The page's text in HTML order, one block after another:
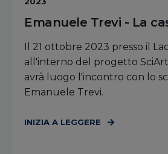
Emanuele Trevi - La
Il 21 ottobre 2023 presso il
all'interno del progetto
avrà luogo l'incontro con lo
Emanuele Trevi.
INIZIA A LEGGERE